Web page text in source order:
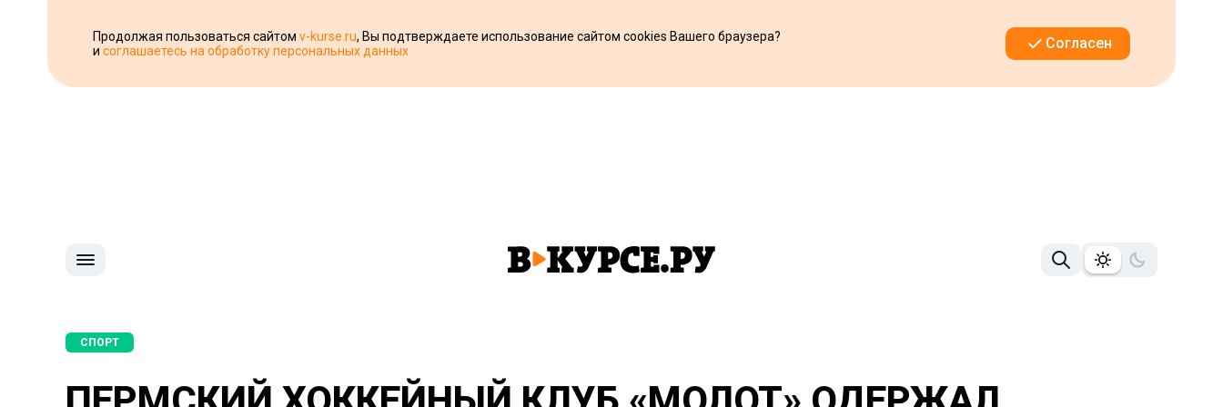
Продолжая пользоваться сайтом v-kurse.ru, Вы подтверждаете использование сайтом cookies Вашего браузера?
и соглашаетесь на обработку персональных данных Согласен
СПОРТ